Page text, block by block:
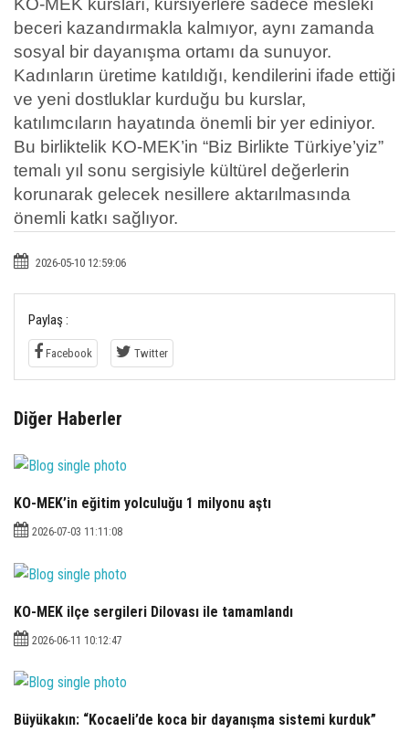
KO-MEK kursları, kursiyerlere sadece mesleki
beceri kazandırmakla kalmıyor, aynı zamanda
sosyal bir dayanışma ortamı da sunuyor.
Kadınların üretime katıldığı, kendilerini ifade ettiği
ve yeni dostluklar kurduğu bu kurslar,
katılımcıların hayatında önemli bir yer ediniyor.
Bu birliktelik KO-MEK’in “Biz Birlikte Türkiye’yiz”
temalı yıl sonu sergisiyle kültürel değerlerin
korunarak gelecek nesillere aktarılmasında
önemli katkı sağlıyor.
2026-05-10 12:59:06
Paylaş :
Facebook Twitter
Diğer Haberler
KO-MEK’in eğitim yolculuğu 1 milyonu aştı
2026-07-03 11:11:08
KO-MEK ilçe sergileri Dilovası ile tamamlandı
2026-06-11 10:12:47
Büyükakın: “Kocaeli’de koca bir dayanışma sistemi kurduk”